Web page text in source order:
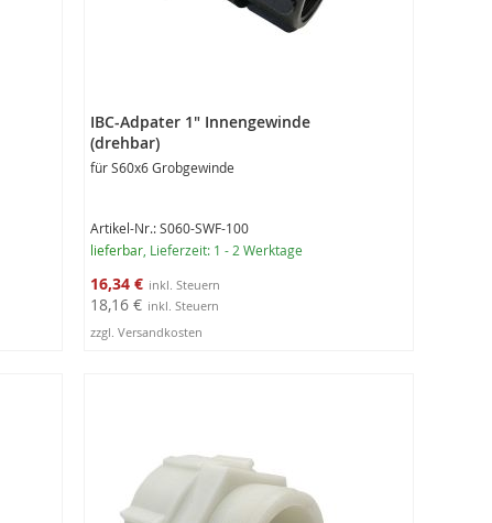
IBC-Adpater 1" Innengewinde
(drehbar)
für S60x6 Grobgewinde
Artikel-Nr.: S060-SWF-100
lieferbar , Lieferzeit: 1 - 2 Werktage
Sonderangebot
16,34 €
18,16 €
zzgl. Versandkosten